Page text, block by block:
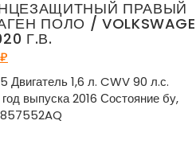
ПРАВЫЙ
ПОЛО /
Г.В.
₽
Двигатель 1,6 л. CWV 90 л.с.
выпуска 2016 Состояние бу,